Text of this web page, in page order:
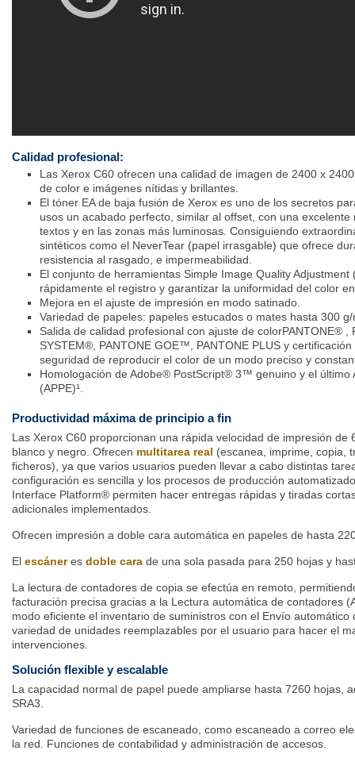
Calidad profesional:
Las Xerox C60 ofrecen una calidad de imagen de 2400 x
de color e imágenes nítidas y brillantes.
El tóner EA de baja fusión de Xerox es uno de los secretos
usos un acabado perfecto, similar al offset, con una
textos y en las zonas más luminosas. Consiguiendo
sintéticos como el NeverTear (papel irrasgable) que ofrece
resistencia al rasgado, e impermeabilidad.
El conjunto de herramientas Simple Image Quality Adjustment
rápidamente el registro y garantizar la uniformidad del color
Mejora en el ajuste de impresión en modo satinado.
Variedad de papeles: papeles estucados o mates hasta 300 g/
Salida de calidad profesional con ajuste de colorPANTONE® ,
SYSTEM®, PANTONE GOE™, PANTONE PLUS y
seguridad de reproducir el color de un modo preciso y
Homologación de Adobe® PostScript® 3™ genuino y el último
(APPE)¹.
Productividad máxima de principio a fin
Las Xerox C60 proporcionan una rápida velocidad de impresión de
blanco y negro. Ofrecen multitarea real (escanea, imprime, copia,
ficheros), ya que varios usuarios pueden llevar a cabo distintas
configuración es sencilla y los procesos de producción
Interface Platform® permiten hacer entregas rápidas y tiradas
adicionales implementados.
Ofrecen impresión a doble cara automática en papeles de hasta
El escáneres doble cara de una sola pasada para 250 hojas y
La lectura de contadores de copia se efectúa en remoto,
facturación precisa gracias a la Lectura automática de contadores
modo eficiente el inventario de suministros con el Envío automático
variedad de unidades reemplazables por el usuario para hacer el
intervenciones.
Solución flexible y escalable
La capacidad normal de papel puede ampliarse hasta 7260 hojas,
SRA3.
Variedad de funciones de escaneado, como escaneado a correo
la red. Funciones de contabilidad y administración de accesos.